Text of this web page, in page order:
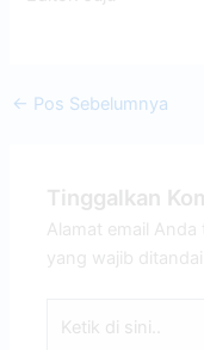
← Pos Sebelumnya
Tinggalkan
Alamat email Anda
yang wajib ditandai